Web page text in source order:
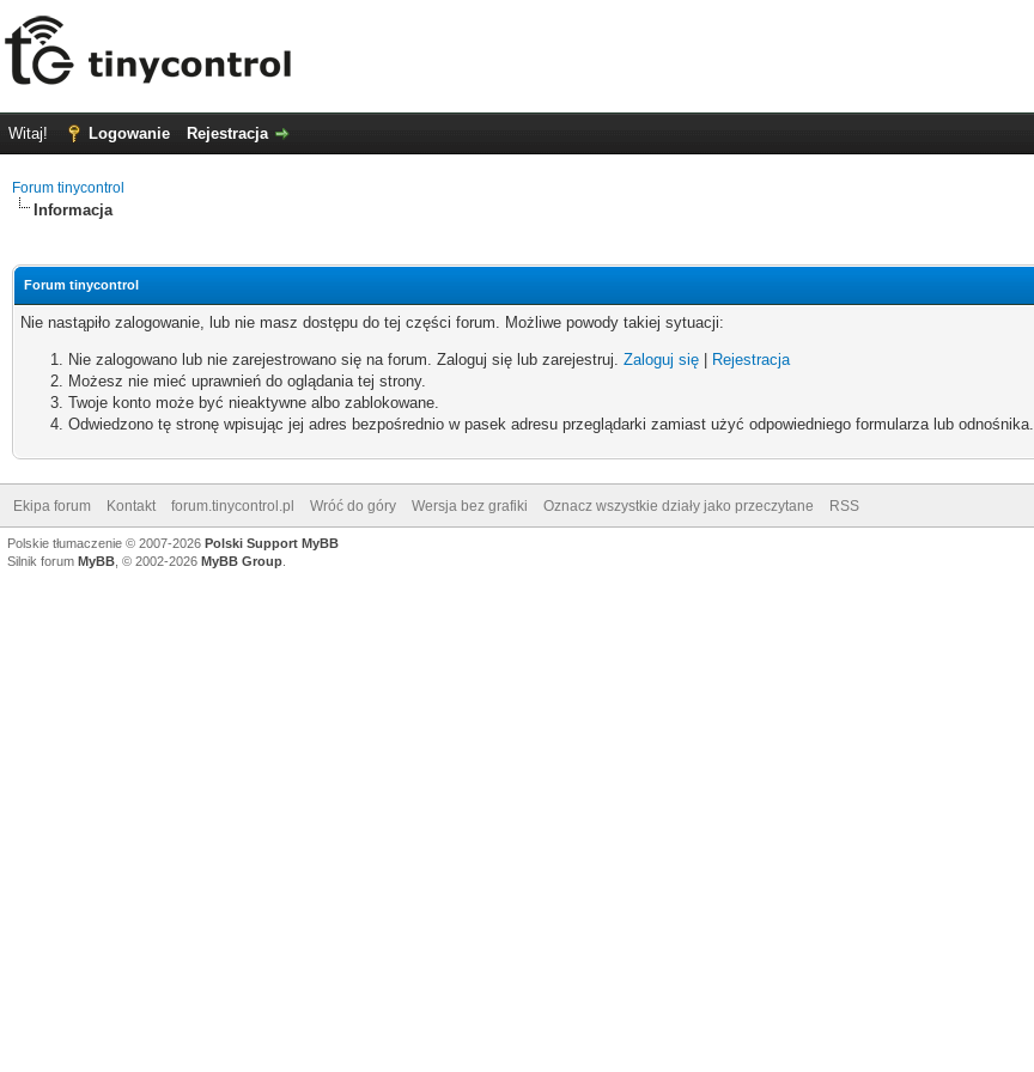
Witaj! Logowanie Rejestracja
Forum tinycontrol
Informacja
Forum tinycontrol
Nie nastąpiło zalogowanie, lub nie masz dostępu do tej części forum. Możliwe powody takiej sytuacji:
Nie zalogowano lub nie zarejestrowano się na forum. Zaloguj się lub zarejestruj. Zaloguj się
Rejestracja
Możesz nie mieć uprawnień do oglądania tej strony.
Twoje konto może być nieaktywne albo zablokowane.
Odwiedzono tę stronę wpisując jej adres bezpośrednio w pasek adresu przeglądarki zamiast użyć odpowiedniego formularza lub odnośnika.
Ekipa forum Kontakt forum.tinycontrol.pl Wróć do góry Wersja bez grafiki Oznacz wszystkie działy jako przeczytane RSS
Polskie tłumaczenie © 2007-2026 Polski Support MyBB
Silnik forum MyBB , © 2002-2026 MyBB Group